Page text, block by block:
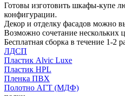
Готовы изготовить шкафы-купе
конфигурации.
Декор и отделку фасадов можно
Возможно сочетание нескольких
Бесплатная сборка в течение 1-2
ЛДСП
Пластик Alvic Luxe
Пластик HPL
Пленка ПВХ
Полотно АГТ (МДФ)